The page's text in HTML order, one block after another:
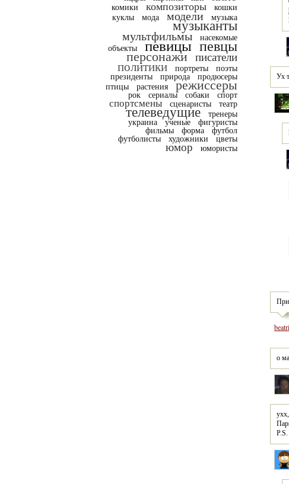
комики композиторы
кошки
куклы
мода модели музыка
музыканты
мультфильмы
насекомые
объекты
певицы певцы
персонажи писатели
политики портреты
поэты
президенты
природа
продюсеры
птицы
растения режиссеры
рок сериалы собаки спорт
спортсмены сценаристы театр
телеведущие
тренеры
украина
ученые
фигуристы
фильмы
форма
футбол
футболисты
художники цветы
юмор юмористы
Ух
о